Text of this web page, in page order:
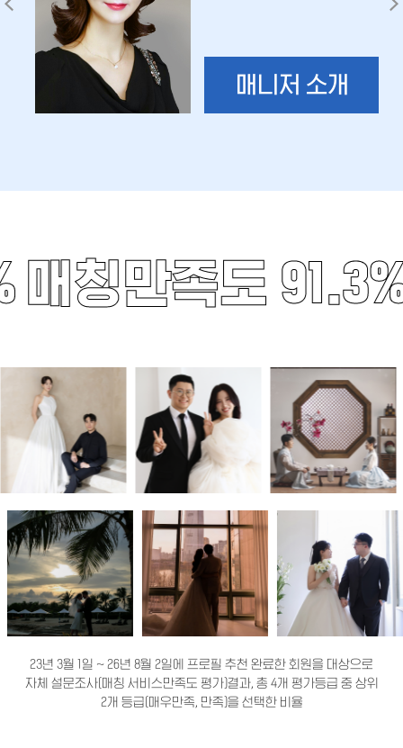
매니저 소개
매칭만족도
23년 3월 1일 ~ 26년 8월 2일에 프로필 추천 완료한 회원을 대상으로
자체 설문조사(매칭 서비스만족도 평가)결과, 총 4개 평가등급 중 상위
2개 등급(매우만족, 만족)을 선택한 비율